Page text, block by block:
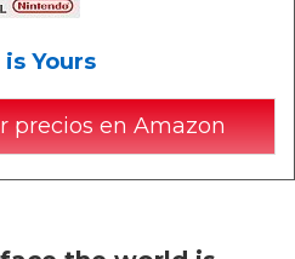
Yours
precios en Amazon